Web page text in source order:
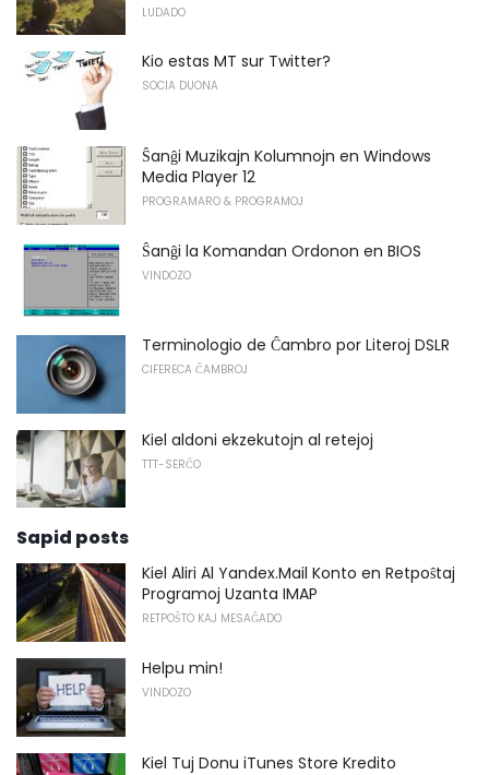
LUDADO
Kio estas MT sur Twitter?
SOCIA DUONA
Ŝanĝi Muzikajn Kolumnojn en Windows
Media Player 12
PROGRAMARO & PROGRAMOJ
Ŝanĝi la Komandan Ordonon en BIOS
VINDOZO
Terminologio de Ĉambro por Literoj DSLR
CIFERECA ĈAMBROJ
Kiel aldoni ekzekutojn al retejoj
TTT-SERĈO
Sapid posts
Kiel Aliri Al Yandex.Mail Konto en Retpoŝtaj
Programoj Uzanta IMAP
RETPOŜTO KAJ MESAĜADO
Helpu min!
VINDOZO
Kiel Tuj Donu iTunes Store Kredito